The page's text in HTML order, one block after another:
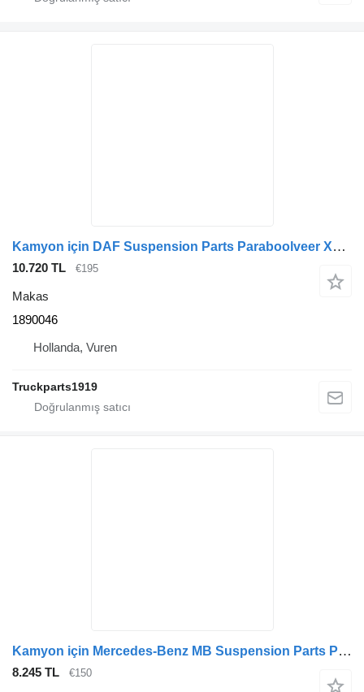
Kamyon için DAF Suspension Parts Paraboolveer XF 1890046 makas
10.720 TL €195
Makas
1890046
Hollanda, Vuren
Truckparts1919
Kamyon için Mercedes-Benz MB Suspension Parts Paraboolveer MP4 9603200002 makas
8.245 TL €150